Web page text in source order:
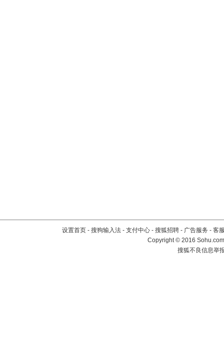
设置首页 - 搜狗输入法 - 支付中心 - 搜狐招聘 - 广告服务 - 客
Copyright©2016
搜狐不良信息举